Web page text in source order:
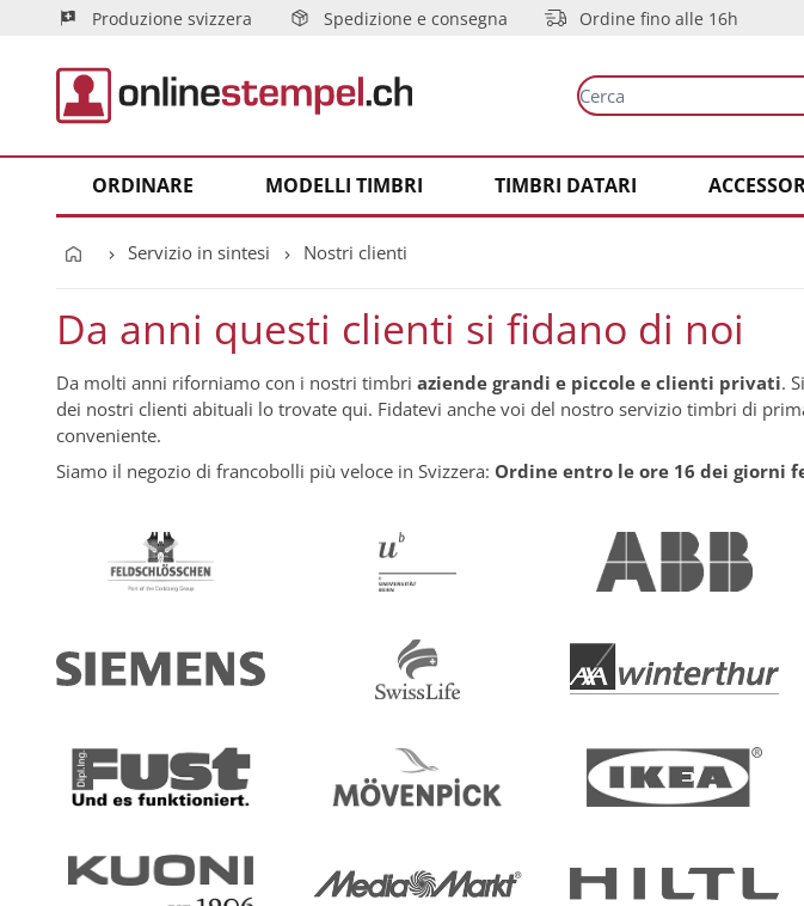
Produzione svizzera Spedizione e consegna Ordine fino alle 16h
ORDINARE MODELLI TIMBRI TIMBRI DATARI
Servizio in sintesi Nostri clienti
Da anni questi clienti si fidano di noi
Da molti anni riforniamo con i nostri timbri aziende grandi e piccole e clienti privati.
dei nostri clienti abituali lo trovate qui. Fidatevi anche voi del nostro servizio timbri di
conveniente.
Siamo il negozio di francobolli più veloce in Svizzera: Ordine entro le ore 16 dei giorni